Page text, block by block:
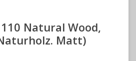
Natural Wood,
Matt)